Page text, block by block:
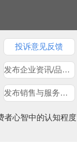
投诉意见反馈
发布企业资讯/品牌文章
发布销售与服务网点
心智中的认知程